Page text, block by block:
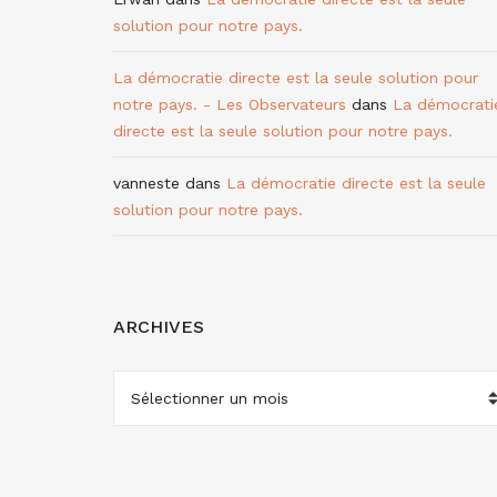
solution pour notre pays.
La démocratie directe est la seule solution pour
notre pays. - Les Observateurs dans La
directe est la seule solution pour notre pays.
vanneste dans La démocratie directe est la seule
solution pour notre pays.
ARCHIVES
ARCHIVES